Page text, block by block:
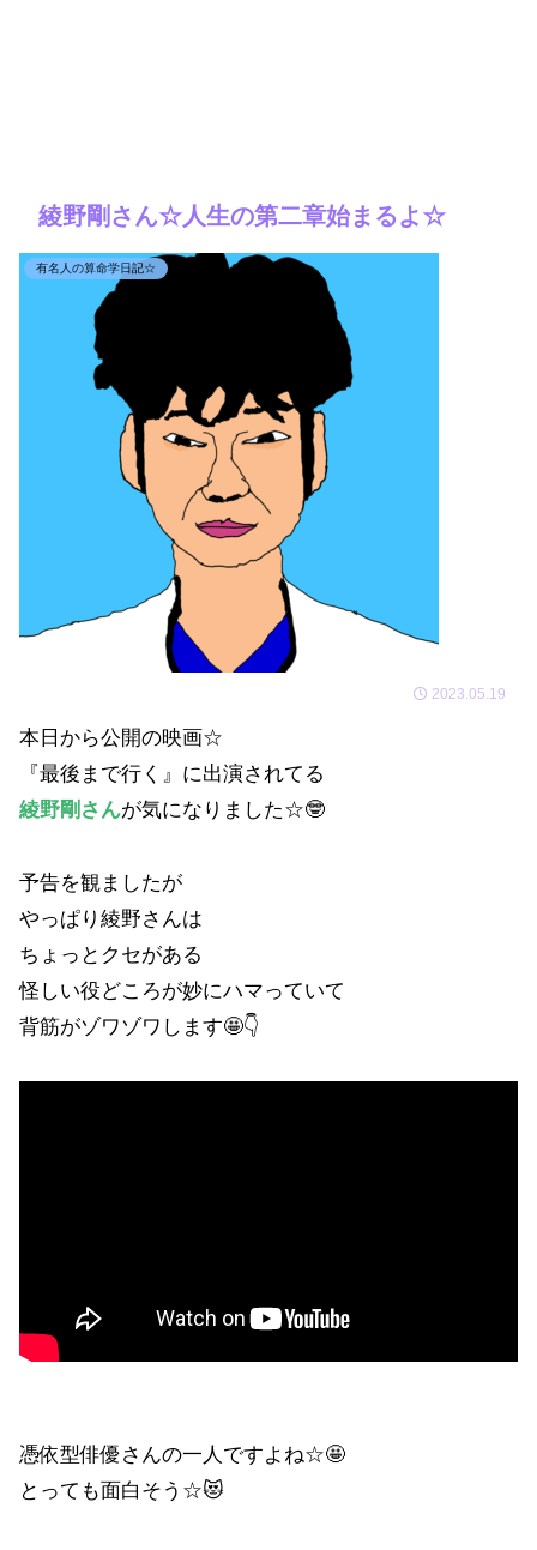
綾野剛さん☆人生の第二章始まるよ☆
有名人の算命学日記☆
2023.05.19
本日から公開の映画☆
『最後まで行く』に出演されてる
綾野剛さんが気になりました☆🤓
予告を観ましたが
やっぱり綾野さんは
ちょっとクセがある
怪しい役どころが妙にハマっていて
背筋がゾワゾワします🤩👇
憑依型俳優さんの一人ですよね☆🤩
とっても面白そう☆😻